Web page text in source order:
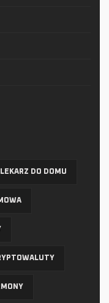
LEKARZ DO DOMU